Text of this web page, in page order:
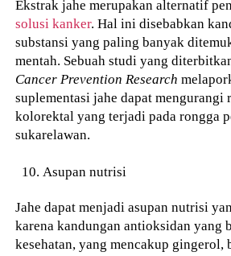
Ekstrak jahe merupakan alternatif
solusi kanker. Hal ini disebabkan
substansi yang paling banyak
mentah. Sebuah studi yang
Cancer Prevention Research
suplementasi jahe dapat
kolorektal yang terjadi pada rongga
sukarelawan.
Asupan nutrisi
Jahe dapat menjadi asupan nutrisi
karena kandungan antioksidan yang
kesehatan, yang mencakup gingerol,